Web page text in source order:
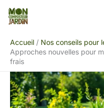
Aller
Accueil
Nos conseils pour
Approches nouvelles pour
frais
Rechercher